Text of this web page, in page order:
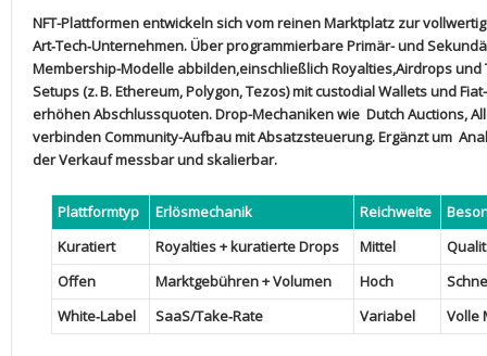
NFT-Plattformen entwickeln sich vom reinen​ Marktplatz zur
Art‑Tech‑Unternehmen. Überprogrammierbare Primär- und‌
⁣Membership-Modelle abbilden,einschließlichRoyalties,Airdropsund
Setups (z. B. Ethereum, Polygon, Tezos) mitcustodial Walletsund‍
erhöhen Abschlussquoten. Drop-Mechaniken wie ⁣ Dutch Auctions,
verbinden Community-Aufbau mit​ Absatzsteuerung. Ergänzt um ⁢
der‌ Verkauf messbar und skalierbar.
Plattformtyp Erlösmechanik Reichweite
Kuratiert
Royalties ⁢+ kuratierte Drops Mittel
Offen
Marktgebühren + Volumen Hoch
White‑Label
SaaS/Take‑Rate Variabel Volle